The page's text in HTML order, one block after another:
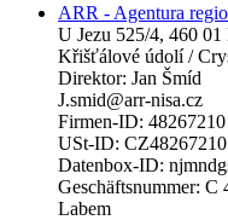
ARR - Agentura
U Jezu 525/4, 460 01
Křišťálové údolí /
Direktor: Jan Šmíd
J.smid@arr-nisa.cz
Firmen-ID: 48267210
USt-ID: CZ48267210
Datenbox-ID:
Geschäftsnummer: C
Labem